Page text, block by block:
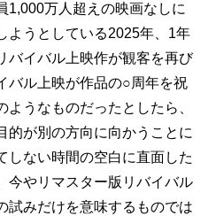
1,000万人超えの映画なしに
ようとしている2025年、1年
バイバル上映作が観客を再び
バル上映が作品の○周年を祝
ようなものだったとしたら、
的が別の方向に向かうことに
しない時間の空白に直面した
今やリマスター版リバイバル
試みだけを意味するものでは